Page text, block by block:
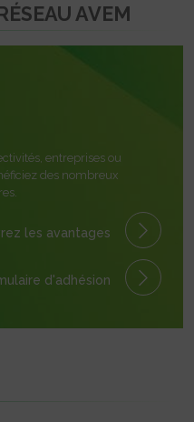
AVEM
entreprises ou
des nombreux
les avantages
d'adhésion